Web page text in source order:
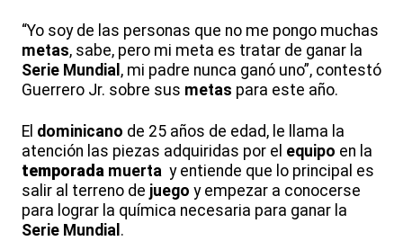
“Yo soy de las personas que no me pongo muchas
metas, sabe, pero mi meta es tratar de ganar la
Serie Mundial , mi padre nunca ganó uno”, contestó
Guerrero Jr. sobre sus metas para este año.
El dominicano de 25 años de edad, le llama la
atención las piezas adquiridas por el equipo en la
temporada muerta y entiende que lo principal es
salir al terreno de juego y empezar a conocerse
para lograr la química necesaria para ganar la
Serie Mundial .